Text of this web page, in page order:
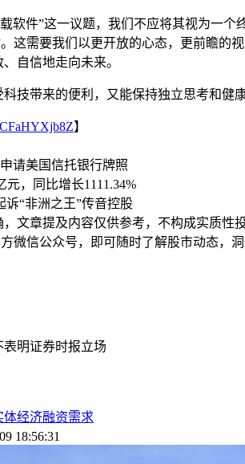
载软件”这一议题，我们不应将其视为一
这需要我们以更开放的心态，更前瞻
自信地走向未来。
技带来的便利，又能保持独立思考和健
】
请美国信托银行牌照
元，同比增长1111.34%
“非洲之王”传音控股
文章提及内容仅供参考，不构成实质性
微信公众号，即可随时了解股市动态，
明证券时报立场
体经济融资需求
18:56:31